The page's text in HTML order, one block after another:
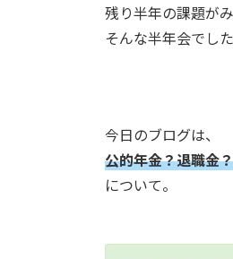
残り半年の課題がみ
そんな半年会でした
今日のブログは、
公的年金？退職金
について。